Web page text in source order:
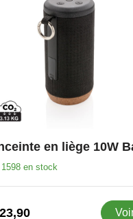
en liège 10W
1598en stock